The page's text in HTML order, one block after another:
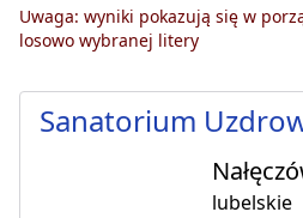
Uwaga: wyniki pokazują się w
losowo wybranej litery
Sanatorium
lubelskie